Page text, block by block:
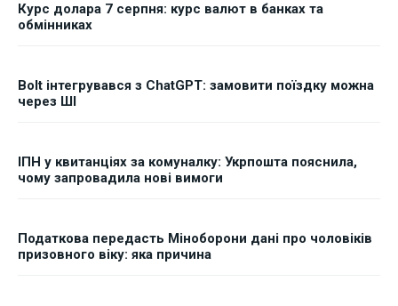
Курс долара 7 серпня: курс валют в банках та
обмінниках
Bolt інтегрувався з ChatGPT: замовити поїздку можна
через ШІ
ІПН у квитанціях за комуналку: Укрпошта пояснила,
чому запровадила нові вимоги
Податкова передасть Міноборони дані про чоловіків
призовного віку: яка причина